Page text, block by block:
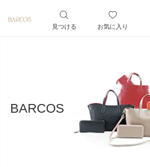
見つける お気に入り
BARCOS